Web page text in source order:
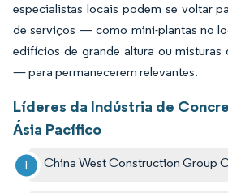
especialistas locais podem se voltar
de serviços — como mini-plantas no
edifícios de grande altura ou misturas
— para permanecerem relevantes.
Líderes da Indústria de
Ásia Pacífico
China West Construction Group